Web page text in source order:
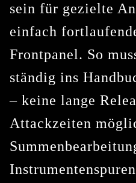
sein für gezielte
einfach
Frontpanel. So
ständig ins
– keine lange
Attackzeiten